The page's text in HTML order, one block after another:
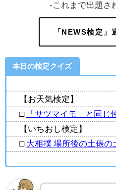
-これまで出題さ
「NEWS検定」
本日の検定クイズ
【お天気検定】
□
「サツマイモ」と同じ
【いちおし検定】
□ 大相撲 場所後の土俵の